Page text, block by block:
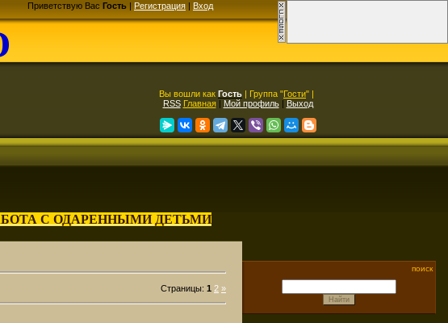
Приветствую Вас Гость | Регистрация | Вход
Вы вошли как Гость | Группа "Гости" |
RSS Главная| Мой профиль| Выход
С ОДАРЕННЫМИ ДЕТЬМИ
Страницы: 1 2 »
поиск